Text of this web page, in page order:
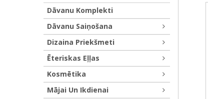
Dāvanu Komplekti
Dāvanu Saiņošana
Dizaina Priekšmeti
Ēteriskas Eļļas
Kosmētika
Mājai Un Ikdienai